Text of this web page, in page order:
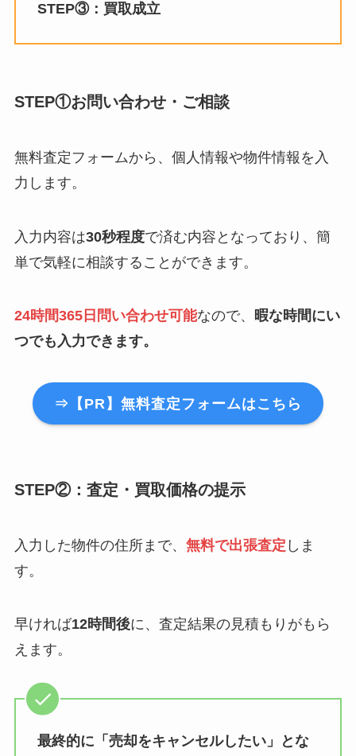
STEP③：買取成立
STEP①お問い合わせ・ご相談
無料査定フォームから、個人情報や物件情報を入
力します。
入力内容は30秒程度で済む内容となっており、簡
単で気軽に相談することができます。
24時間365日問い合わせ可能なので、 暇な時間にい
つでも入力できます。
⇒【PR】無料査定フォームはこちら
STEP②：査定・買取価格の提示
入力した物件の住所まで、 無料で出張査定 しま
す。
早ければ12時間後に、査定結果の見積もりがもら
えます。
最終的に「売却をキャンセルしたい」とな